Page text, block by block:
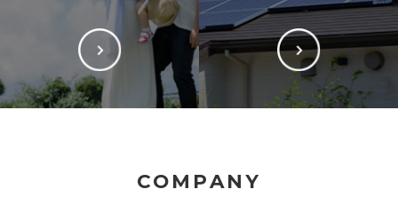
COMPANY